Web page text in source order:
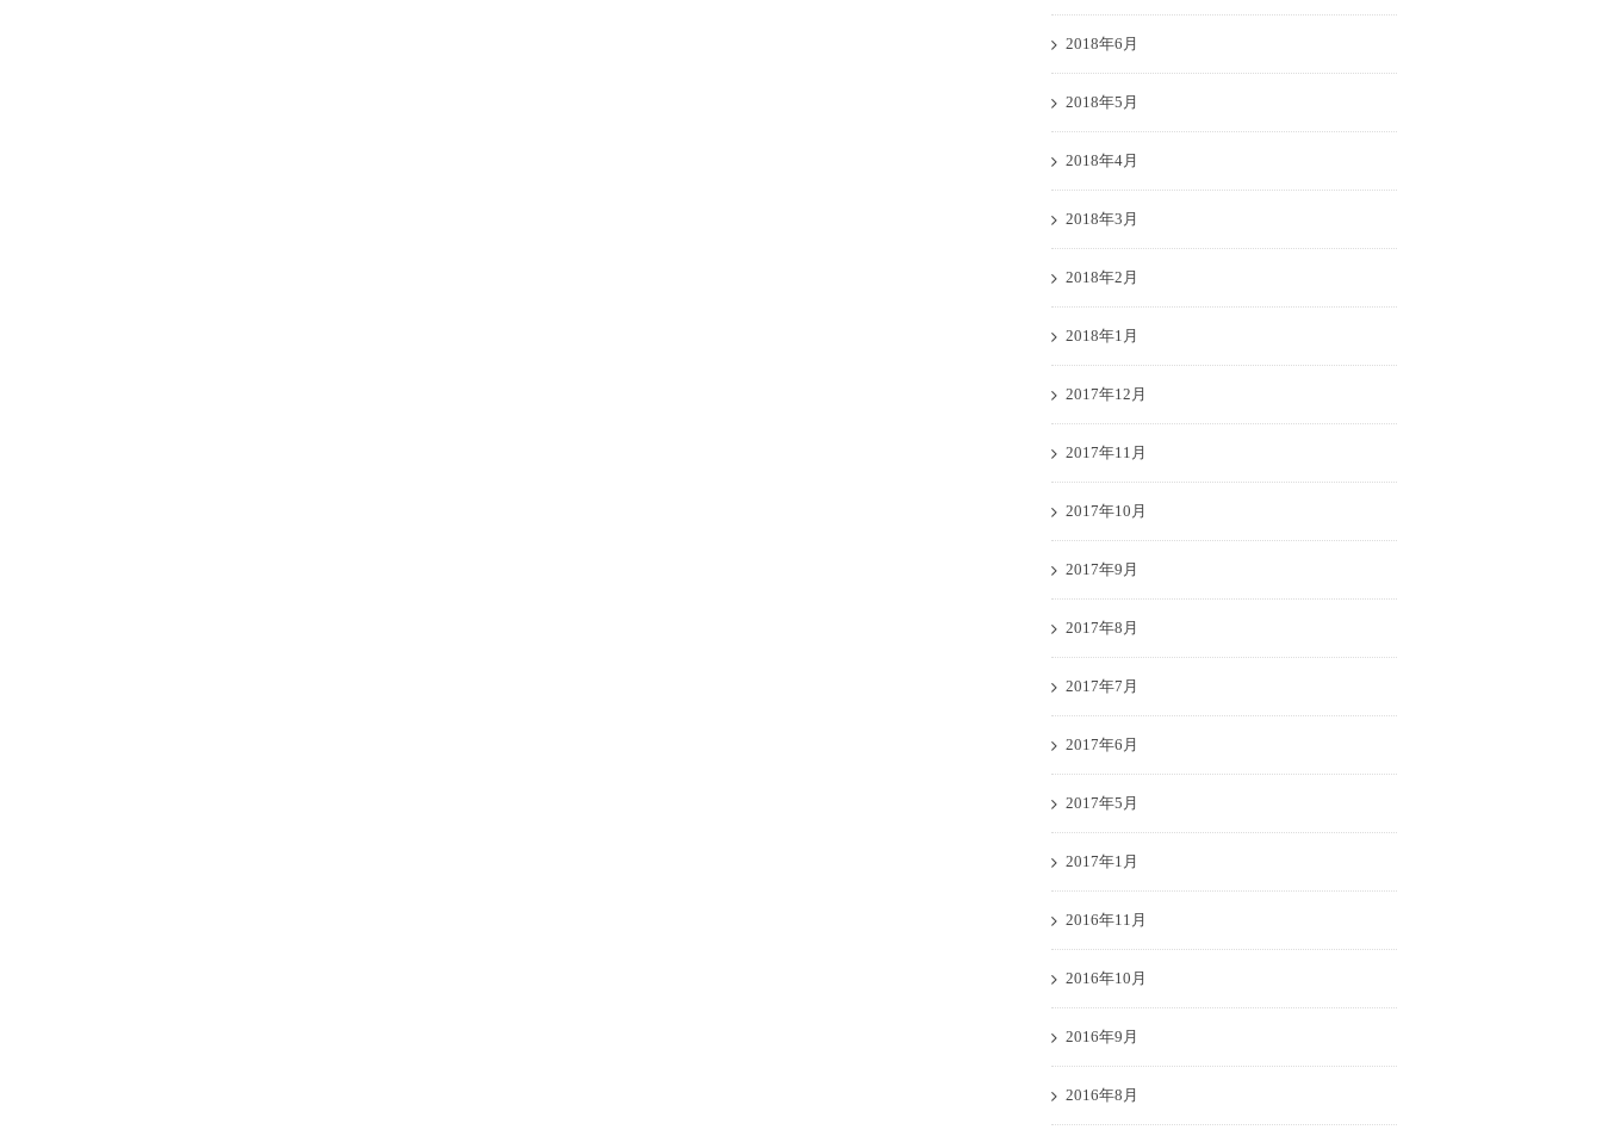
2018年6月
2018年5月
2018年4月
2018年3月
2018年2月
2018年1月
2017年12月
2017年11月
2017年10月
2017年9月
2017年8月
2017年7月
2017年6月
2017年5月
2017年1月
2016年11月
2016年10月
2016年9月
2016年8月